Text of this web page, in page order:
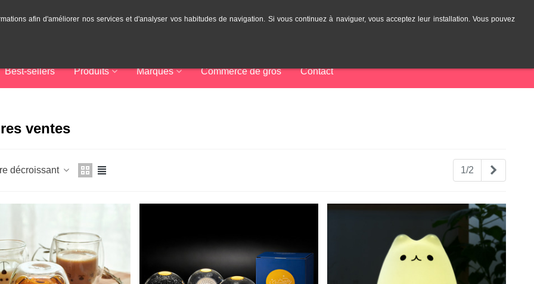
afin d'améliorer nos services et d'analyser vos habitudes de navigation. Si vous continuez à naviguer, vous acceptez leur installation. Vous pouvez
Best-sellers Produits Marques Commerce de gros Contact
ventes
décroissant 1/2